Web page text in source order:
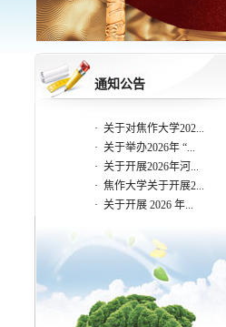
通知公告
· 关于对焦作大学202...
· 关于举办2026年 “...
· 关于开展2026年河...
· 焦作大学关于开展2...
· 关于开展 2026 年...